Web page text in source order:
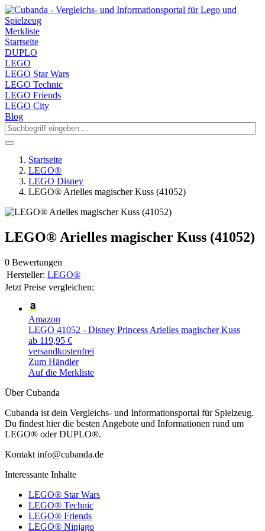
Merkliste
Startseite
DUPLO
LEGO
LEGO Star Wars
LEGO Technic
LEGO Friends
LEGO City
Blog
Startseite
LEGO®
LEGO Disney
LEGO® Arielles magischer Kuss (41052)
LEGO® Arielles magischer Kuss (41052)
0 Bewertungen
Hersteller: LEGO®
Jetzt Preise vergleichen:
Amazon
LEGO 41052 - Disney Princess Arielles magischer Kuss
ab 119,95 €
versandkostenfrei
Zum Händler
Auf die Merkliste
Über Cubanda
Cubanda ist dein Vergleichs- und Informationsportal für Spielzeug.
Du findest hier die besten Angebote und Informationen rund um
LEGO® oder DUPLO®.
Kontakt info@cubanda.de
Interessante Inhalte
LEGO® Star Wars
LEGO® Technic
LEGO® Friends
LEGO® Ninjago